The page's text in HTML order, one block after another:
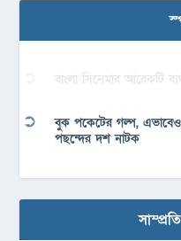
বাংলা সিনেমার আরেকটি
বুক পকেটের গল্প,
পছন্দের দশ নাটক